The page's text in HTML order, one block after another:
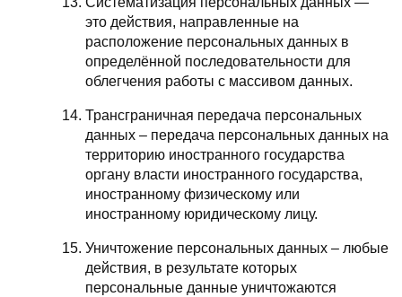
это действия, направленные на
расположение персональных данных в
определённой последовательности для
облегчения работы с массивом данных.
Трансграничная передача персональных
данных – передача персональных данных на
территорию иностранного государства
органу власти иностранного государства,
иностранному физическому или
иностранному юридическому лицу.
Уничтожение персональных данных – любые
действия, в результате которых
персональные данные уничтожаются